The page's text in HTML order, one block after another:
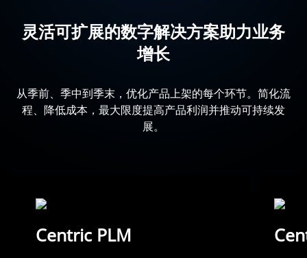
灵活可扩展的数字解决方案助力业务
增长
从季前、季中到季末，优化产品上架的每个环节。简化流
程、降低成本，最大限度提高产品利润并推动可持续发
展。
Centric PLM